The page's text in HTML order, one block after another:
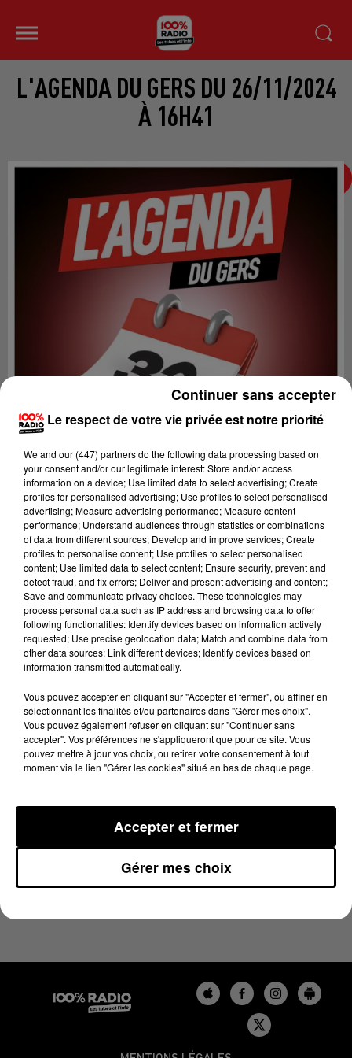
L'AGENDA DU GERS DU 26/11/2024
À 16H41
Lecture (1 min 13 sec)
100%
26 novembre 2024 - 1 min 13 sec
L'AGENDA DU GERS DU 26/11/2024 À 16H41
Le respect de votre vie privée est notre priorité
We and our (447) partnersdo the following data processing based on
your consent and/or our legitimate interest: Store and/or access
information on a device; Use limited data to select advertising; Create
profiles for personalised advertising; Use profiles to select personalised
advertising; Measure advertising performance; Measure content
performance; Understand audiences through statistics or combinations
of data from different sources; Develop and improve services; Create
profiles to personalise content; Use profiles to select personalised
content; Use limited data to select content; Ensure security, prevent and
detect fraud, and fix errors; Deliver and present advertising and content;
Save and communicate privacy choices. These technologies may
process personal data such as IP address and browsing data to offer
following functionalities: Identify devices based on information actively
requested; Use precise geolocation data; Match and combine data from
other data sources; Link different devices; Identify devices based on
information transmitted automatically.
Vous pouvez accepter en cliquant sur "Accepter et fermer", ou affiner en
sélectionnant les finalités et/ou partenaires dans "Gérer mes choix".
Vous pouvez également refuser en cliquant sur "Continuer sans
accepter". Vos préférences ne s'appliqueront que pour ce site. Vous
pouvez mettre à jour vos choix, ou retirer votre consentement à tout
moment via le lien "Gérer les cookies" situé en bas de chaque page.
Gérer mes choix
Accepter et fermer
Continuer sans accepter